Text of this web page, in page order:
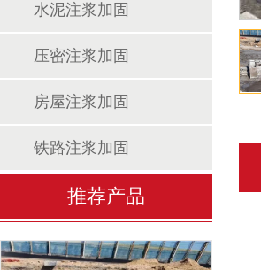
水泥注浆加固
压密注浆加固
房屋注浆加固
铁路注浆加固
推荐产品